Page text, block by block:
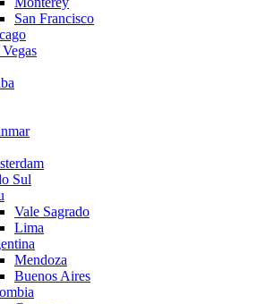
San Francisco
Sul
Vale Sagrado
Lima
Mendoza
Buenos Aires